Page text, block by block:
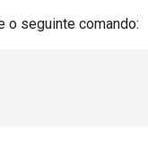
o seguinte comando: